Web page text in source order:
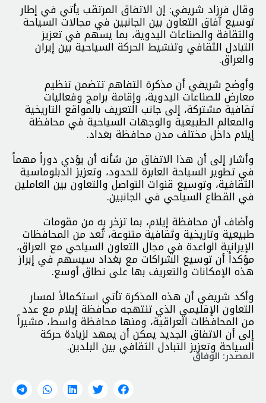
وقال فرزاد شريفي: إن الاتفاق المرتقب يأتي في إطار
توسيع آفاق التعاون بين الجانبين في مجالات السياحة
والثقافة والصناعات اليدوية، بما يسهم في تعزيز
التبادل الثقافي وتنشيط الحركة السياحية بين إيران
والعراق.
وأوضح شريفي أن مذكرة التفاهم تتضمن تنظيم
معارض للصناعات اليدوية، وإقامة برامج وفعاليات
ثقافية مشتركة، إلى جانب التعريف بالمواقع التاريخية
والمعالم الطبيعية والوجهات السياحية في محافظة
إيلام داخل مختلف مدن محافظة بغداد.
وأشار إلى أن هذا الاتفاق من شأنه أن يؤدي دوراً مهماً
في تطوير السياحة العابرة للحدود، وتعزيز الدبلوماسية
الثقافية، وتوسيع قنوات التواصل والتعاون بين العاملين
في القطاع السياحي في الجانبين.
وأضاف أن محافظة إيلام، بما تزخر به من مقومات
طبيعية وتاريخية وثقافية متنوعة، تُعد من المحافظات
الإيرانية الواعدة في مجال التعاون السياحي مع العراق،
مؤكداً أن توسيع الشراكات مع بغداد سيسهم في إبراز
هذه الإمكانات والتعريف بها على نطاق أوسع.
وأكد شريفي أن هذه المذكرة تأتي استكمالاً لمسار
التعاون الإقليمي الذي تنتهجه محافظة إيلام مع عدد
من المحافظات العراقية، ومنها محافظة واسط، مشيراً
إلى أن الاتفاق الجديد يمكن أن يمهد لزيادة حركة
السياحة وتعزيز التبادل الثقافي بين البلدين.
المصدر: الوفاق